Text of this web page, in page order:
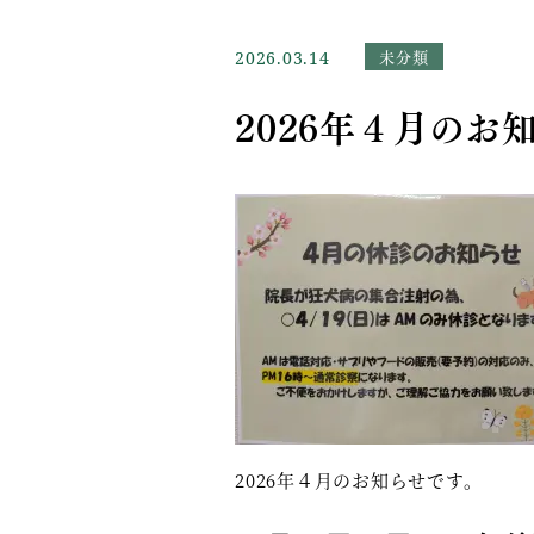
2026.03.14 未分類
2026年４月のお
2026年４月のお知らせです。